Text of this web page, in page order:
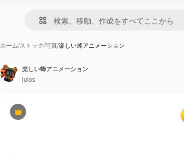
ホーム/ストック/写真/楽しい蜂アニメーション
Premium
楽しい蜂アニメーション
julos